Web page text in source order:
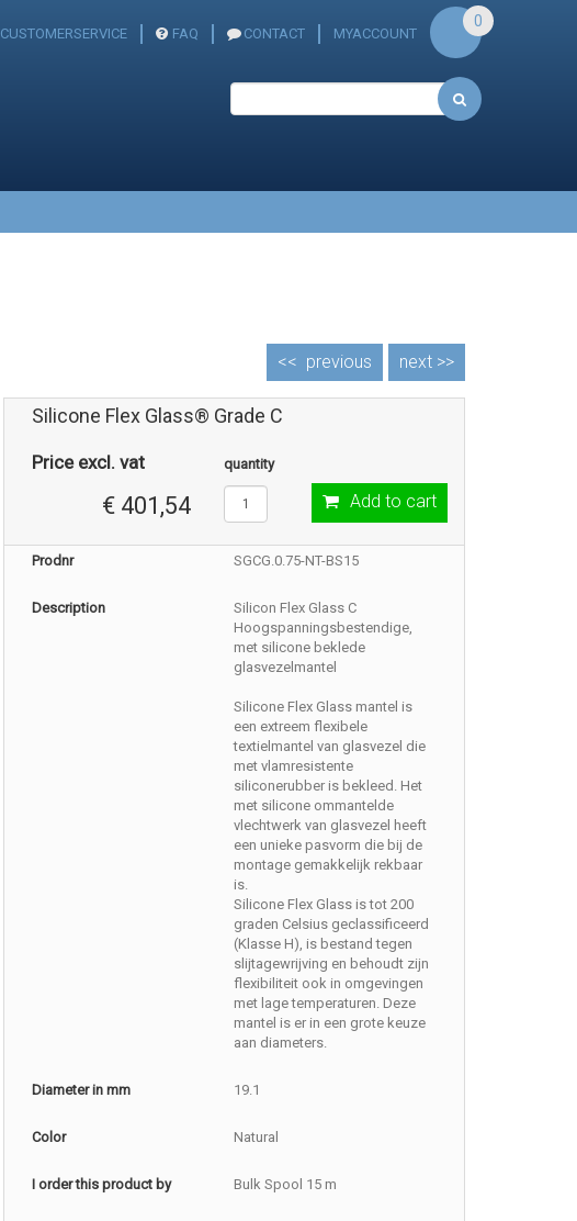
CUSTOMERSERVICE FAQ CONTACT MYACCOUNT
0
next >>
<< previous
Silicone Flex Glass® Grade C
Price excl. vat
€ 401,54
quantity
Add to cart
Prodnr SGCG.0.75-NT-BS15
Description
Silicon Flex Glass C
Hoogspanningsbestendige,
met silicone beklede
glasvezelmantel
Silicone Flex Glass mantel is
een extreem flexibele
textielmantel van glasvezel die
met vlamresistente
siliconerubber is bekleed. Het
met silicone ommantelde
vlechtwerk van glasvezel heeft
een unieke pasvorm die bij de
montage gemakkelijk rekbaar
is.
Silicone Flex Glass is tot 200
graden Celsius geclassificeerd
(Klasse H), is bestand tegen
slijtagewrijving en behoudt zijn
flexibiliteit ook in omgevingen
met lage temperaturen. Deze
mantel is er in een grote keuze
aan diameters.
Diameter in mm 19.1
Color Natural
I order this product by Bulk Spool 15 m